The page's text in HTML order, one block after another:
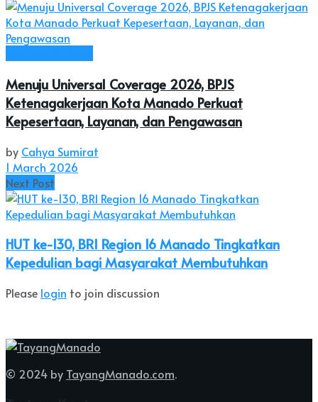
Menuju Universal Coverage 2026, BPJS
Ketenagakerjaan Kota Manado Perkuat
Kepesertaan, Layanan, dan Pengawasan
by Cahya Sumirat
1 March 2026
Next Post
HUT ke-130, BRI Region 16 Manado Tingkatkan
Kepedulian bagi Masyarakat Membutuhkan
Please login to join discussion
© 2024 by TayangManado.com.